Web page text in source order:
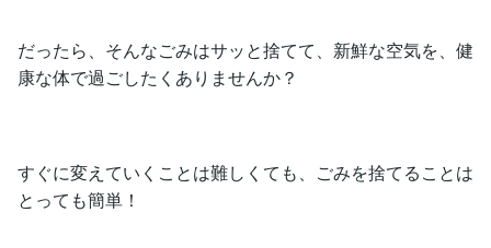
だったら、そんなごみはサッと捨てて、新鮮な空気を、健
康な体で過ごしたくありませんか？
すぐに変えていくことは難しくても、ごみを捨てることは
とっても簡単！